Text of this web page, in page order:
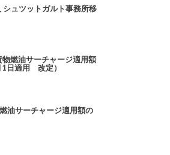
ュツットガルト事務所移
燃油サーチャージ適用額
日適用 改定）
サーチャージ適用額の